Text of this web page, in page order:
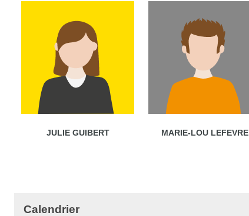
JULIE GUIBERT MARIE-LOU LEFEVRE
Calendrier